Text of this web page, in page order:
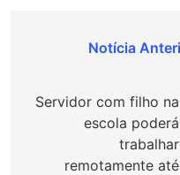
Navegação
Post
Servidor com filho na
escola poderá
trabalhar
remotamente até